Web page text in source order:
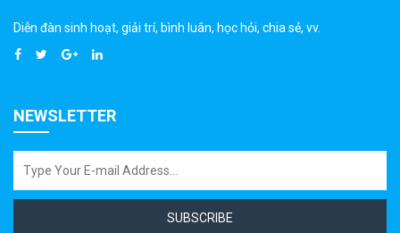
Diễn đàn sinh hoạt, giải trí, bình luân, học hỏi, chia sẻ, vv.
NEWSLETTER
SUBSCRIBE